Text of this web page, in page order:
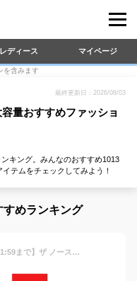
レディース マイページ
を含みます
最終更新日：2026/08/03
量おすすめファッショ
キング。みんなのおすすめ1013
テムをチェックしてみよう！
すめランキング
【スーパーSALE特別価格〜11(木)01:59まで】ザ ノースフェイス ベース キャンプ ダッフル S メンズ レディース ショルダー バックパック リュック ボストン ドラム 3WAY ブラック 50L 旅行 トラベル 通学 THE NORTH FACE BASE CAMP DUFFEL-S NF0A52ST